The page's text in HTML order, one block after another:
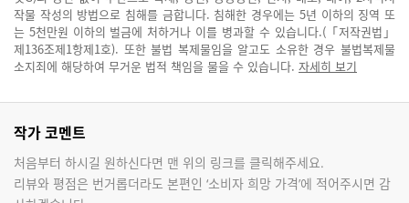
작물 작성의 방법으로 침해를 금합니다. 침해한 경우에는 5년 이하의 징역 또
는 5천만원 이하의 벌금에 처하거나 이를 병과할 수 있습니다.(「저작권법」
제136조제1항제1호). 또한 불법 복제물임을 알고도 소유한 경우 불법복제물
소지죄에 해당하여 무거운 법적 책임을 물을 수 있습니다. 자세히 보기
작가 코멘트
처음부터 하시길 원하신다면 맨 위의 링크를 클릭해주세요.
리뷰와 평점은 번거롭더라도 본편인 ‘소비자 희망 가격’에 적어주시면 감